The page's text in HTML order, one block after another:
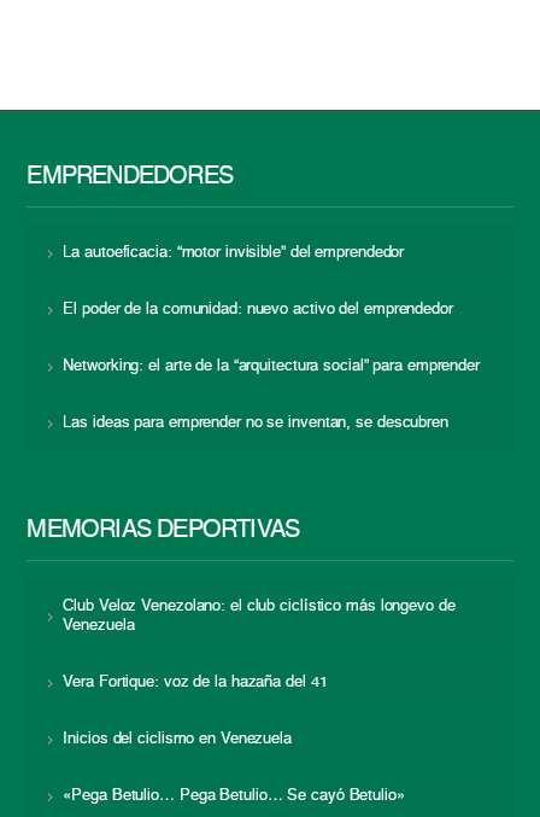
EMPRENDEDORES
La autoeficacia: “motor invisible” del emprendedor
El poder de la comunidad: nuevo activo del emprendedor
Networking: el arte de la “arquitectura social” para emprender
Las ideas para emprender no se inventan, se descubren
MEMORIAS DEPORTIVAS
Club Veloz Venezolano: el club ciclístico más longevo de
Venezuela
Vera Fortique: voz de la hazaña del 41
Inicios del ciclismo en Venezuela
«Pega Betulio… Pega Betulio… Se cayó Betulio»